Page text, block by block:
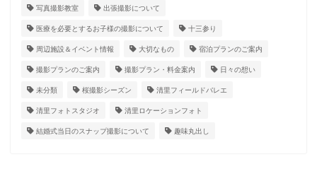
写真撮影教室 出張撮影について
医療を必要とするお子様の撮影について 十三参り
周辺施設＆イベント情報 大切なもの 宿泊プランのご案内
撮影プランのご案内 撮影プラン・料金案内 日々の想い
未分類 桜撮影シーズン 清里フィールドバレエ
清里フォトスタジオ 清里ロケーションフォト
結婚式当日のスナップ撮影について 趣味丸出し